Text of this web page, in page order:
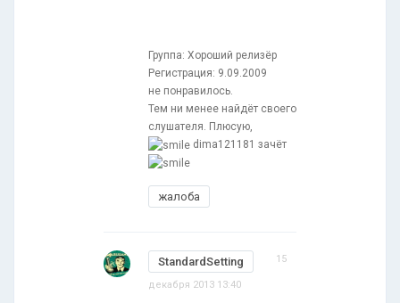
Группа: Хороший релизёр
Регистрация: 9.09.2009
не понравилось.
Тем ни менее найдёт своего
слушателя. Плюсую,
dima121181 зачёт
жалоба
StandardSetting 15
декабря 2013 13:40